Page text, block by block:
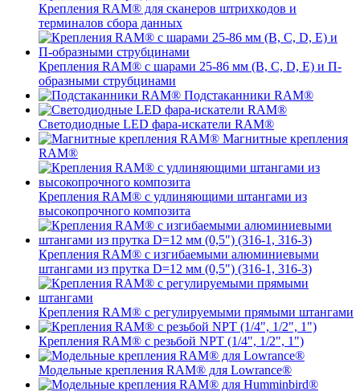
Крепления RAM® для сканеров штрихкодов и
терминалов сбора данных
Крепления RAM® с шарами 25-86 мм (B, C, D, E) и П-
образными струбцинами
Подстаканники RAM®
Светодиодные LED фара-искатели RAM®
Магнитные крепления
RAM®
Крепления RAM® с удлиняющими штангами из
высокопрочного композита
Крепления RAM® с изгибаемыми алюминиевыми
штангами из прутка D=12 мм (0,5") (316-1, 316-3)
Крепления RAM® c регулируемыми прямыми штангами
Крепления RAM® с резьбой NPT (1/4", 1/2", 1")
Модельные крепления RAM® для Lowrance®